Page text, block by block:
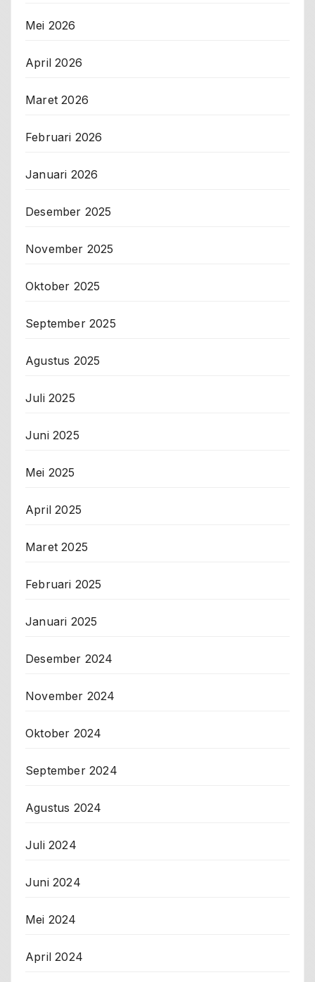
Mei 2026
April 2026
Maret 2026
Februari 2026
Januari 2026
Desember 2025
November 2025
Oktober 2025
September 2025
Agustus 2025
Juli 2025
Juni 2025
Mei 2025
April 2025
Maret 2025
Februari 2025
Januari 2025
Desember 2024
November 2024
Oktober 2024
September 2024
Agustus 2024
Juli 2024
Juni 2024
Mei 2024
April 2024